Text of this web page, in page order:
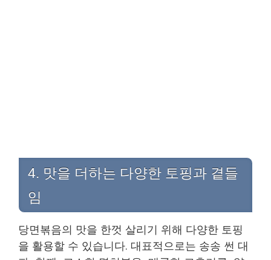
4. 맛을 더하는 다양한 토핑과 곁들
임
당면볶음의 맛을 한껏 살리기 위해 다양한 토핑
을 활용할 수 있습니다. 대표적으로는 송송 썬 대